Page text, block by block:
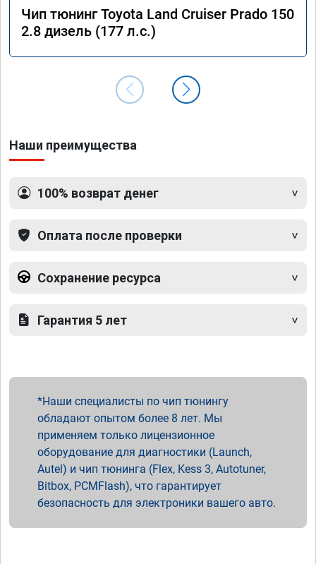
Чип тюнинг Toyota Land Cruiser Prado 150
2.8 дизель (177 л.с.)
Наши преимущества
100% возврат денег
Оплата после проверки
Сохранение ресурса
Гарантия 5 лет
Наши специалисты по чип тюнингу
обладают опытом более 8 лет. Мы
применяем только лицензионное
оборудование для диагностики (Launch,
Autel) и чип тюнинга (Flex, Kess 3, Autotuner,
Bitbox, PCMFlash), что гарантирует
безопасность для электроники вашего авто.